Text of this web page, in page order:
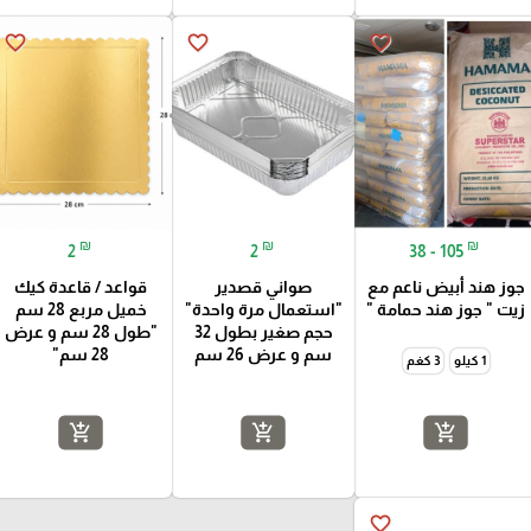
favorite_border
38 - 105 ₪
جوز هند أبيض ناعم مع
زيت " جوز هند حمامة "
1 كيلو 3 كغم
add_shopping_cart
favorite_border
2 ₪
صواني قصدير
"استعمال مرة واحدة"
حجم صغير بطول 32
سم و عرض 26 سم
add_shopping_cart
favorite_border
2 ₪
قواعد / قاعدة كيك
خميل مربع 28 سم
"طول 28 سم و عرض
28 سم"
add_shopping_cart
favorite_border